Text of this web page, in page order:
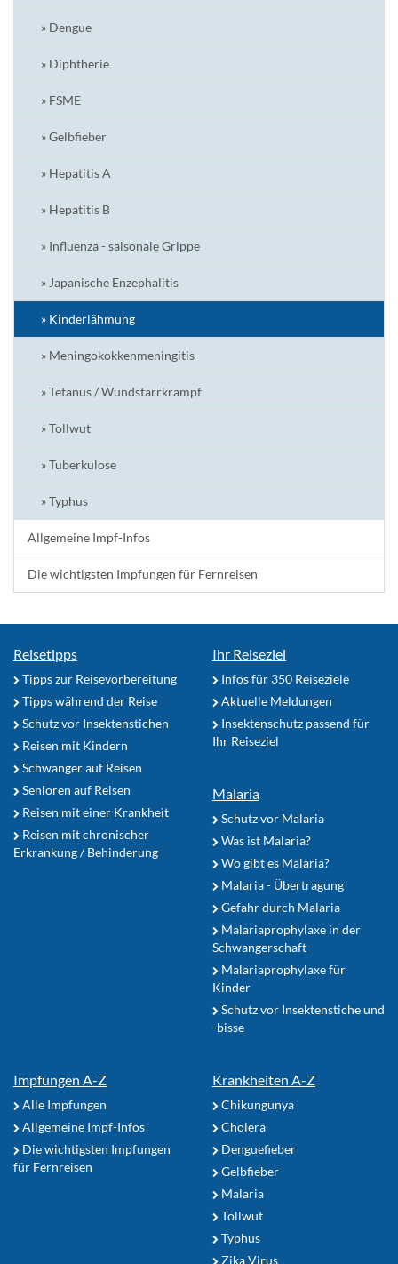
» Dengue
» Diphtherie
» FSME
» Gelbfieber
» Hepatitis A
» Hepatitis B
» Influenza - saisonale Grippe
» Japanische Enzephalitis
» Kinderlähmung
» Meningokokkenmeningitis
» Tetanus / Wundstarrkrampf
» Tollwut
» Tuberkulose
» Typhus
Allgemeine Impf-Infos
Die wichtigsten Impfungen für Fernreisen
Reisetipps
Tipps zur Reisevorbereitung
Tipps während der Reise
Schutz vor Insektenstichen
Reisen mit Kindern
Schwanger auf Reisen
Senioren auf Reisen
Reisen mit einer Krankheit
Reisen mit chronischer
Erkrankung / Behinderung
Ihr Reiseziel
Infos für 350 Reiseziele
Aktuelle Meldungen
Insektenschutz passend für
Ihr Reiseziel
Malaria
Schutz vor Malaria
Was ist Malaria?
Wo gibt es Malaria?
Malaria - Übertragung
Gefahr durch Malaria
Malariaprophylaxe in der
Schwangerschaft
Malariaprophylaxe für
Kinder
Schutz vor Insektenstiche und
-bisse
Impfungen A-Z
Alle Impfungen
Allgemeine Impf-Infos
Die wichtigsten Impfungen
für Fernreisen
Krankheiten A-Z
Chikungunya
Cholera
Denguefieber
Gelbfieber
Malaria
Tollwut
Typhus
Zika Virus